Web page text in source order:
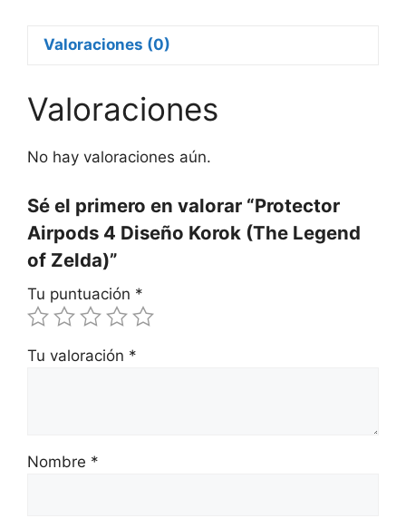
Korok
of
cantidad
Valoraciones (0)
Valoraciones
No hay valoraciones aún.
Sé el primero en valorar “Protector
Airpods 4 Diseño Korok (The Legend
of Zelda)”
Tu puntuación *
Tu valoración *
Nombre *